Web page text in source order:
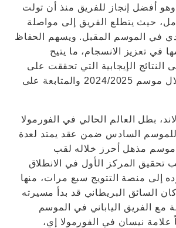
أفضل إنجاز للفريق منذ أن تولت
حيث يتطلع الفريق إلى مواصلة
في الموسم المقبل. ويسهم الحفاظ
في تعزيز الانسجام، ما يتيح
النتائج الإيجابية التي تحققت على
الحلبة وخارجها خلال موسم 2024/2025 والمتابعة على
بطل العالم الحالي في الفورمولا
للموسم السادس ضمن عقد يمتد لعدة
موسم مذهل أحرز خلاله لقب
تحقيق المركز الأول في الانطلاق
إلى منصة التتويج سبع مرات، منها
السائق البريطاني قد بدأ مسيرته
مع الفريق الياباني في الموسم
علامة نيسان في الفورمولا إي،